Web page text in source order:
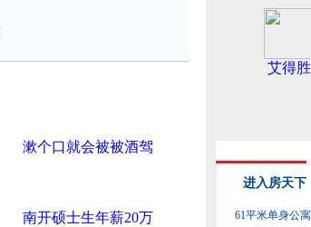
漱个口就会被被酒驾
南开硕士生年薪20万
艾得胜